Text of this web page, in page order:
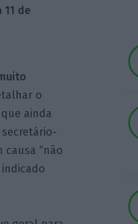
de
o
ainda
causa “não